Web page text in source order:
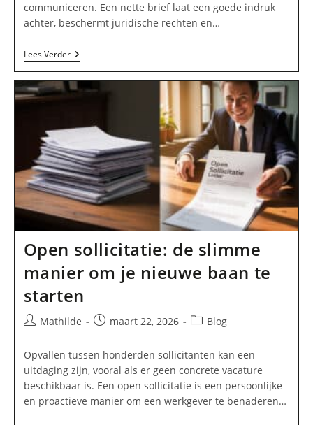
communiceren. Een nette brief laat een goede indruk
achter, beschermt juridische rechten en…
Lees VerderOntslagbrief
Voorbeeld:
En
Open sollicitatie: de slimme
manier om je nieuwe baan te
starten
BerichtMathilde
Bericht
op:
maart 22, 2026 Berichtcategorie:
Blog
Opvallen tussen honderden sollicitanten kan een
uitdaging zijn, vooral als er geen concrete vacature
beschikbaar is. Een open sollicitatie is een persoonlijke
en proactieve manier om een werkgever te benaderen…